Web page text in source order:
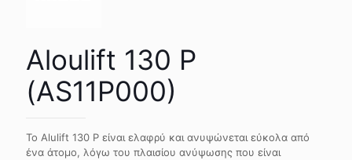
Aloulift 130 P
(AS11P000)
Το Alulift 130 P είναι ελαφρύ και ανυψώνεται εύκολα από
ένα άτομο, λόγω του πλαισίου ανύψωσης που είναι